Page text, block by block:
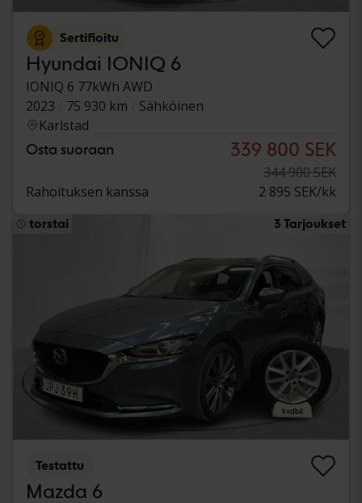
Sertifioitu
Hyundai IONIQ 6
IONIQ 6 77kWh AWD
2023
75 930 km
Sähköinen
Karlstad
Osta suoraan 339 800 SEK
344 900 SEK
Rahoituksen kanssa
2 895 SEK/kk
torstai 3 Tarjoukset
Testattu
Mazda 6